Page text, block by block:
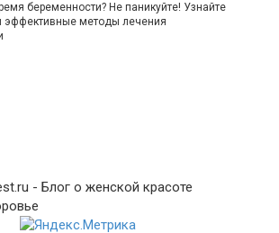
беременности? Не паникуйте! Узнайте
эффективные методы лечения
- Блог о женской красоте